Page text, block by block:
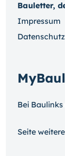
Bauletter,
Impressum
Datenschutz
Bei
Seite